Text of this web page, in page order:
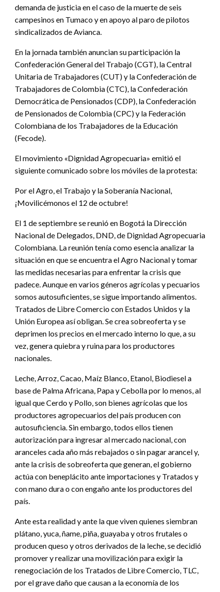
demanda de justicia en el caso de la muerte de seis
campesinos en Tumaco y en apoyo al paro de pilotos
sindicalizados de Avianca.
En la jornada también anuncian su participación la
Confederación General del Trabajo (CGT), la Central
Unitaria de Trabajadores (CUT) y la Confederación de
Trabajadores de Colombia (CTC), la Confederación
Democrática de Pensionados (CDP), la Confederación
de Pensionados de Colombia (CPC) y la Federación
Colombiana de los Trabajadores de la Educación
(Fecode).
El movimiento «Dignidad Agropecuaria» emitió el
siguiente comunicado sobre los móviles de la protesta:
Por el Agro, el Trabajo y la Soberanía Nacional,
¡Movilicémonos el 12 de octubre!
El 1 de septiembre se reunió en Bogotá la Dirección
Nacional de Delegados, DND, de Dignidad Agropecuaria
Colombiana. La reunión tenía como esencia analizar la
situación en que se encuentra el Agro Nacional y tomar
las medidas necesarias para enfrentar la crisis que
padece. Aunque en varios géneros agrícolas y pecuarios
somos autosuficientes, se sigue importando alimentos.
Tratados de Libre Comercio con Estados Unidos y la
Unión Europea así obligan. Se crea sobreoferta y se
deprimen los precios en el mercado interno lo que, a su
vez, genera quiebra y ruina para los productores
nacionales.
Leche, Arroz, Cacao, Maíz Blanco, Etanol, Biodiesel a
base de Palma Africana, Papa y Cebolla por lo menos, al
igual que Cerdo y Pollo, son bienes agrícolas que los
productores agropecuarios del país producen con
autosuficiencia. Sin embargo, todos ellos tienen
autorización para ingresar al mercado nacional, con
aranceles cada año más rebajados o sin pagar arancel y,
ante la crisis de sobreoferta que generan, el gobierno
actúa con beneplácito ante importaciones y Tratados y
con mano dura o con engaño ante los productores del
país.
Ante esta realidad y ante la que viven quienes siembran
plátano, yuca, ñame, piña, guayaba y otros frutales o
producen queso y otros derivados de la leche, se decidió
promover y realizar una movilización para exigir la
renegociación de los Tratados de Libre Comercio, TLC,
por el grave daño que causan a la economía de los